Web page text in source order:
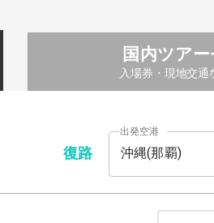
国内ツア
入場券・現地交通
復路
出発空港